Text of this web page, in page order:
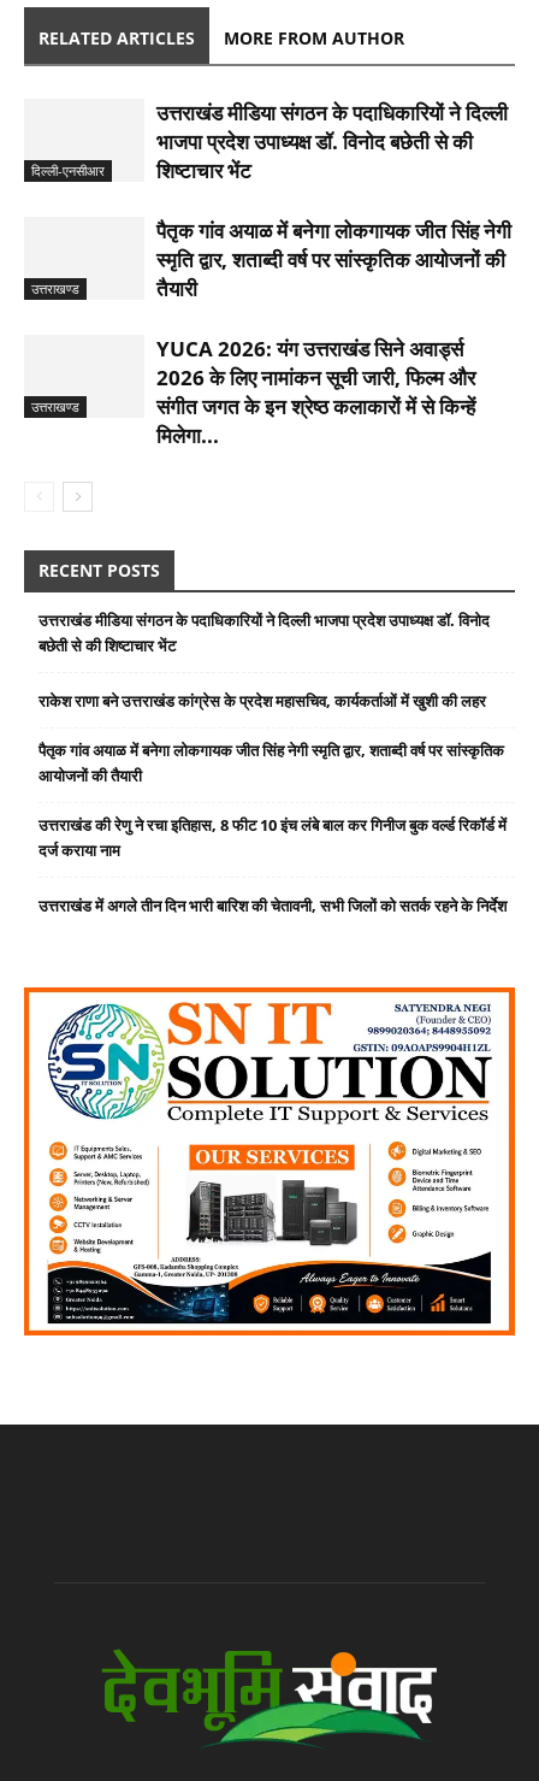
RELATED ARTICLES MORE FROM AUTHOR
दिल्ली-एनसीआर
उत्तराखंड मीडिया संगठन के पदाधिकारियों ने दिल्ली
भाजपा प्रदेश उपाध्यक्ष डॉ. विनोद बछेती से की
शिष्टाचार भेंट
उत्तराखण्ड
पैतृक गांव अयाळ में बनेगा लोकगायक जीत सिंह नेगी
स्मृति द्वार, शताब्दी वर्ष पर सांस्कृतिक आयोजनों की
तैयारी
उत्तराखण्ड
YUCA 2026: यंग उत्तराखंड सिने अवार्ड्स
2026 के लिए नामांकन सूची जारी, फिल्म और
संगीत जगत के इन श्रेष्ठ कलाकारों में से किन्हें
मिलेगा...
RECENT POSTS
उत्तराखंड मीडिया संगठन के पदाधिकारियों ने दिल्ली भाजपा प्रदेश उपाध्यक्ष डॉ. विनोद
बछेती से की शिष्टाचार भेंट
राकेश राणा बने उत्तराखंड कांग्रेस के प्रदेश महासचिव, कार्यकर्ताओं में खुशी की लहर
पैतृक गांव अयाळ में बनेगा लोकगायक जीत सिंह नेगी स्मृति द्वार, शताब्दी वर्ष पर सांस्कृतिक
आयोजनों की तैयारी
उत्तराखंड की रेणु ने रचा इतिहास, 8 फीट 10 इंच लंबे बाल कर गिनीज बुक वर्ल्ड रिकॉर्ड में
दर्ज कराया नाम
उत्तराखंड में अगले तीन दिन भारी बारिश की चेतावनी, सभी जिलों को सतर्क रहने के निर्देश